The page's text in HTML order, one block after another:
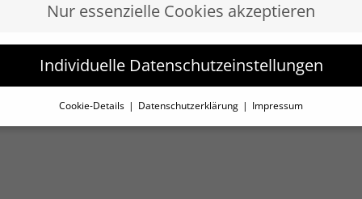
Nur essenzielle Cookies akzeptieren
Individuelle Datenschutzeinstellungen
Cookie-Details Datenschutzerklärung Impressum
Datenschutzeinstellungen